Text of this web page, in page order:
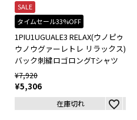
SALE
タイムセール33%OFF
1PIU1UGUALE3 RELAX(ウノピゥ
ウノウグァーレトレ リラックス)
バック刺繍ロゴロングTシャツ
¥7,920
¥5,306
在庫切れ